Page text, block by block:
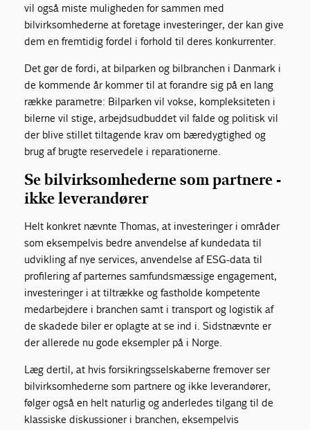
vil også miste muligheden for sammen med
bilvirksomhederne at foretage investeringer, der kan give
dem en fremtidig fordel i forhold til deres konkurrenter.
Det gør de fordi, at bilparken og bilbranchen i Danmark i
de kommende år kommer til at forandre sig på en lang
række parametre: Bilparken vil vokse, kompleksiteten i
bilerne vil stige, arbejdsudbuddet vil falde og politisk vil
der blive stillet tiltagende krav om bæredygtighed og
brug af brugte reservedele i reparationerne.
Se bilvirksomhederne som partnere -
ikke leverandører
Helt konkret nævnte Thomas, at investeringer i områder
som eksempelvis bedre anvendelse af kundedata til
udvikling af nye services, anvendelse af ESG-data til
profilering af parternes samfundsmæssige engagement,
investeringer i at tiltrække og fastholde kompetente
medarbejdere i branchen samt i transport og logistik af
de skadede biler er oplagte at se ind i. Sidstnævnte er
der allerede nu gode eksempler på i Norge.
Læg dertil, at hvis forsikringsselskaberne fremover ser
bilvirksomhederne som partnere og ikke leverandører,
følger også en helt naturlig og anderledes tilgang til de
klassiske diskussioner i branchen, eksempelvis